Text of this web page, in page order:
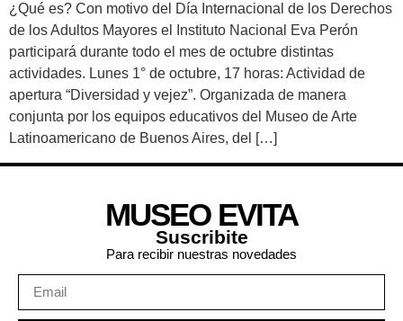
¿Qué es? Con motivo del Día Internacional de los Derechos
de los Adultos Mayores el Instituto Nacional Eva Perón
participará durante todo el mes de octubre distintas
actividades. Lunes 1° de octubre, 17 horas: Actividad de
apertura “Diversidad y vejez”. Organizada de manera
conjunta por los equipos educativos del Museo de Arte
Latinoamericano de Buenos Aires, del […]
MUSEO EVITA
Suscribite
Para recibir nuestras novedades